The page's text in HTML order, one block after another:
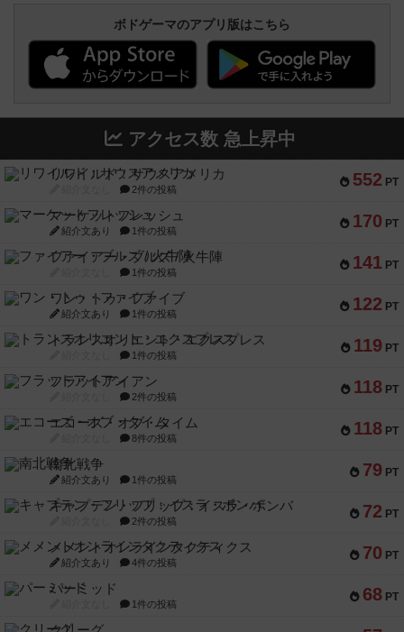
ボドゲーマのアプリ版はこちら
アクセス数 急上昇中
552 PT
リワイルド：サウスアメリカ
2件の投稿
170 PT
マーケットフレッシュ
紹介文あり 1件の投稿
141 PT
ファイアー・ブルズ / 火牛陣
1件の投稿
122 PT
ワン・トゥ・ファイブ
紹介文あり 1件の投稿
119 PT
トランスオリエント・エクスプレス
1件の投稿
118 PT
フラットアイアン
2件の投稿
118 PT
エコーズ・オブ・タイム
8件の投稿
79 PT
南北戦争
紹介文あり 1件の投稿
72 PT
キャプテン・フリップ：イスラ・ボンバ
2件の投稿
70 PT
メメントオンラインタクティクス
紹介文あり 4件の投稿
68 PT
パーミッド
1件の投稿